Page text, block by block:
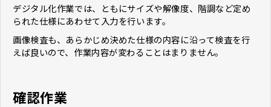
デジタル化作業では、ともにサイズや解像度、階調など定め
られた仕様にあわせて入力を行います。
画像検査も、あらかじめ決めた仕様の内容に沿って検査を行
えば良いので、作業内容が変わることはまりません。
確認作業